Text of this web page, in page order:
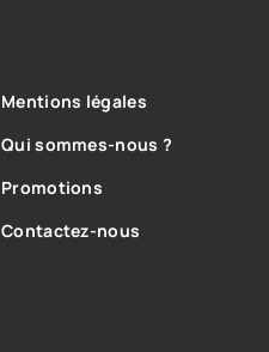
Mentions légales
Qui sommes-nous ?
Promotions
Contactez-nous